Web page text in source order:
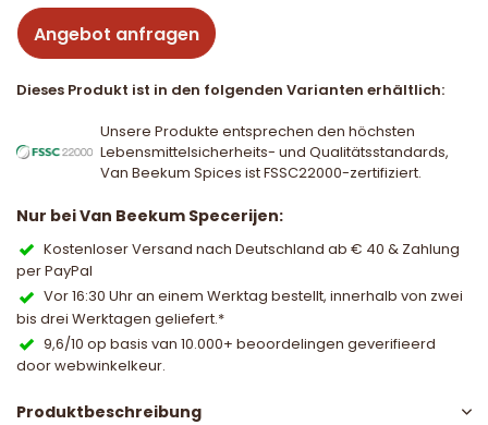
Angebot anfragen
Dieses Produkt ist in den folgenden Varianten erhältlich:
Unsere Produkte entsprechen den höchsten
Lebensmittelsicherheits- und Qualitätsstandards,
Van Beekum Spices ist FSSC22000-zertifiziert.
Nur bei Van Beekum Specerijen:
Kostenloser Versand nach Deutschland ab € 40 & Zahlung
per PayPal
Vor 16:30 Uhr an einem Werktag bestellt, innerhalb von zwei
bis drei Werktagen geliefert.*
9,6/10 op basis van 10.000+ beoordelingen geverifieerd
door webwinkelkeur.
Produktbeschreibung